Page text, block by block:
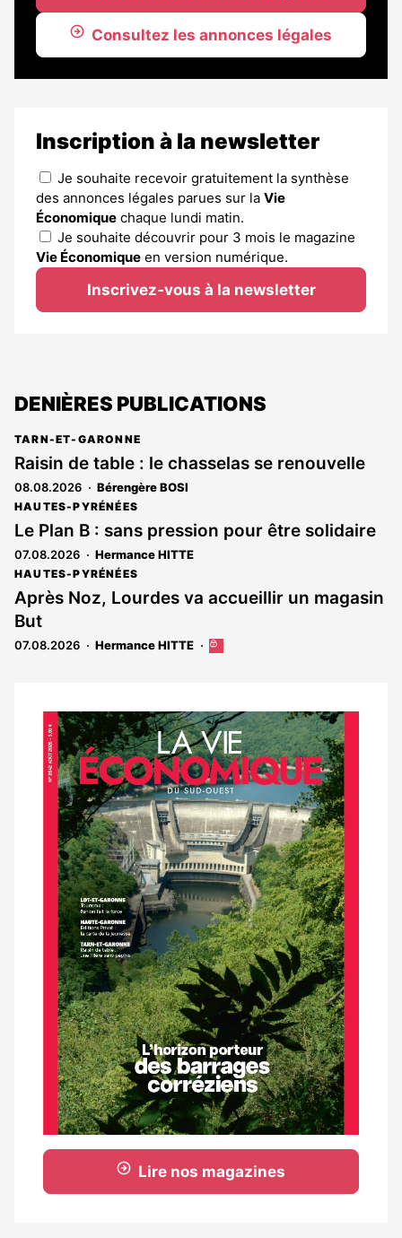
Consultez les annonces légales
Inscription à la newsletter
Je souhaite recevoir gratuitement la synthèse
des annonces légales parues sur la Vie
Économique chaque lundi matin.
Je souhaite découvrir pour 3 mois le magazine
Vie Économique en version numérique.
Inscrivez-vous à la newsletter
DENIÈRES PUBLICATIONS
TARN-ET-GARONNE
Raisin de table : le chasselas se renouvelle
08.08.2026 Bérengère BOSI
HAUTES-PYRÉNÉES
Le Plan B : sans pression pour être solidaire
07.08.2026 Hermance HITTE
HAUTES-PYRÉNÉES
Après Noz, Lourdes va accueillir un magasin
But
07.08.2026 Hermance HITTE
Cet
aux
abonnés
Notre
dernier
magazine
Lire nos magazines